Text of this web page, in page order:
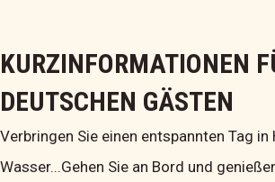
KURZINFORMATIONEN
DEUTSCHEN GÄSTEN
Verbringen Sie einen entspannten Tag
Wasser...Gehen Sie an Bord und